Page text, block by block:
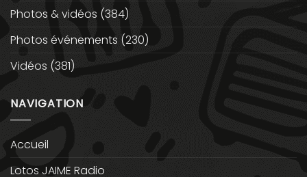
Photos & vidéos (384)
Photos événements (230)
Vidéos (381)
NAVIGATION
Accueil
Lotos JAIME Radio